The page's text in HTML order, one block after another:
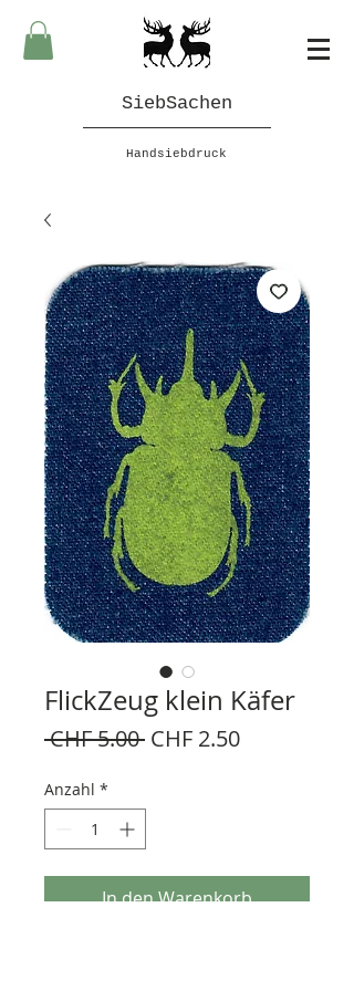
SiebSachen
Handsiebdruck
FlickZeug klein Käfer
CHF 5.00 Standardpreis
CHF 2.50Sale-
Anzahl *
In den Warenkorb